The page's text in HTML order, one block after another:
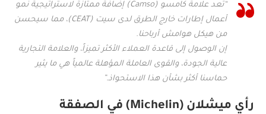
“تعد علامة كامسو (Camso) إضافة ممتازة لاستراتيجية نمو
أعمال إطارات خارج الطرق لدى سيت (CEAT)، مما سيحسن
من هيكل هوامش أرباحنا.
إن الوصول إلى قاعدة العملاء الأكثر تميزاً، والعلامة التجارية
عالية الجودة، والقوى العاملة المؤهلة عالمياً هي ما يثير
حماسنا أكثر بشأن هذا الاستحواذ.”
رأي ميشلان (Michelin) في الصفقة